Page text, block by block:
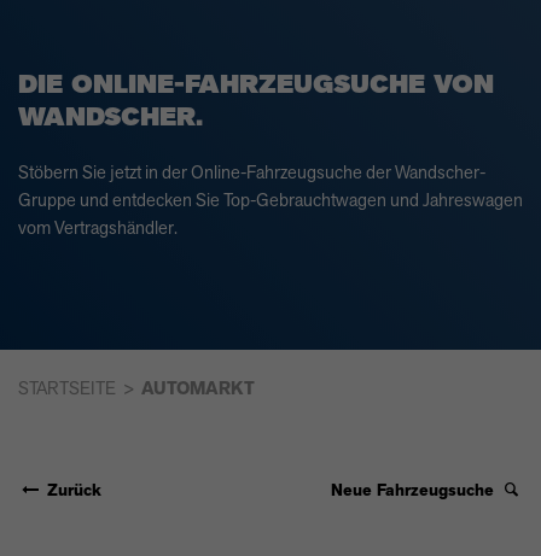
DIE ONLINE-FAHRZEUGSUCHE VON
WANDSCHER.
Stöbern Sie jetzt in der Online-Fahrzeugsuche der Wandscher-
Gruppe und entdecken Sie Top-Gebrauchtwagen und Jahreswagen
vom Vertragshändler.
STARTSEITE AUTOMARKT
Zurück Neue Fahrzeugsuche